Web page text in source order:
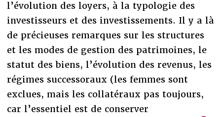
l’évolution des loyers, à la typologie des
investisseurs et des investissements. Il y a là
de précieuses remarques sur les structures
et les modes de gestion des patrimoines, le
statut des biens, l’évolution des revenus, les
régimes successoraux (les femmes sont
exclues, mais les collatéraux pas toujours,
car l’essentiel est de conserver